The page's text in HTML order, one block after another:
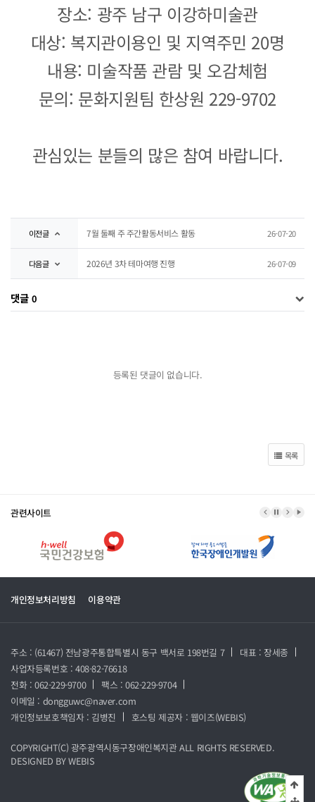
장소: 광주 남구 이강하미술관
대상: 복지관이용인 및 지역주민 20명
내용: 미술작품 관람 및 오감체험
문의: 문화지원팀 한상원 229-9702
관심있는 분들의 많은 참여 바랍니다.
이전글 7월 둘째 주 주간활동서비스 활동 26-07-20
다음글 2026년 3차 테마여행 진행 26-07-09
댓글 0
등록된 댓글이 없습니다.
목록
관련사이트 이전 배너
배너 정지
다음배
개인정보처리방침 이용약관
주소 : (61467) 전남광주통합특별시 동구 백서로 198번길 7
대표 : 장세종
사업자등록번호 : 408-82-76618
전화 : 062-229-9700
팩스 : 062-229-9704
이메일 : dongguwc@naver.com
개인정보보호책임자 : 김병진
호스팅 제공자 : 웹이즈(WEBIS)
COPYRIGHT(C) 광주광역시동구장애인복지관ALL RIGHTS RESERVED.
DESIGNED BYWEBIS